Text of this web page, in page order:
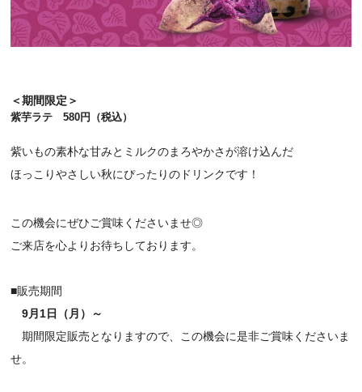
＜期間限定＞
紫芋ラテ　580円（税込）
紫いもの素朴な甘みとミルクのまろやかさが溶け込んだ
ほっこりやさしい秋にぴったりのドリンクです！
この機会にぜひご賞味くださいませ◎
ご来店を心よりお待ちしております。
■販売期間
9月1日（月 ）～
期間限定販売となりますので、この機会に是非ご賞味くださいま
せ。